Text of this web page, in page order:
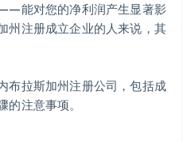
文件
免费，更享价值 5 万美元的
能对您的净利润产生显著影
州注册成立企业的人来说，其
布拉斯加州注册公司，包括成
注意事项。